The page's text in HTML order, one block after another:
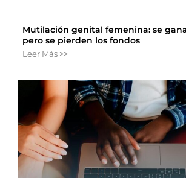
Mutilación genital femenina: se
pero se pierden los fondos
Leer Más >>